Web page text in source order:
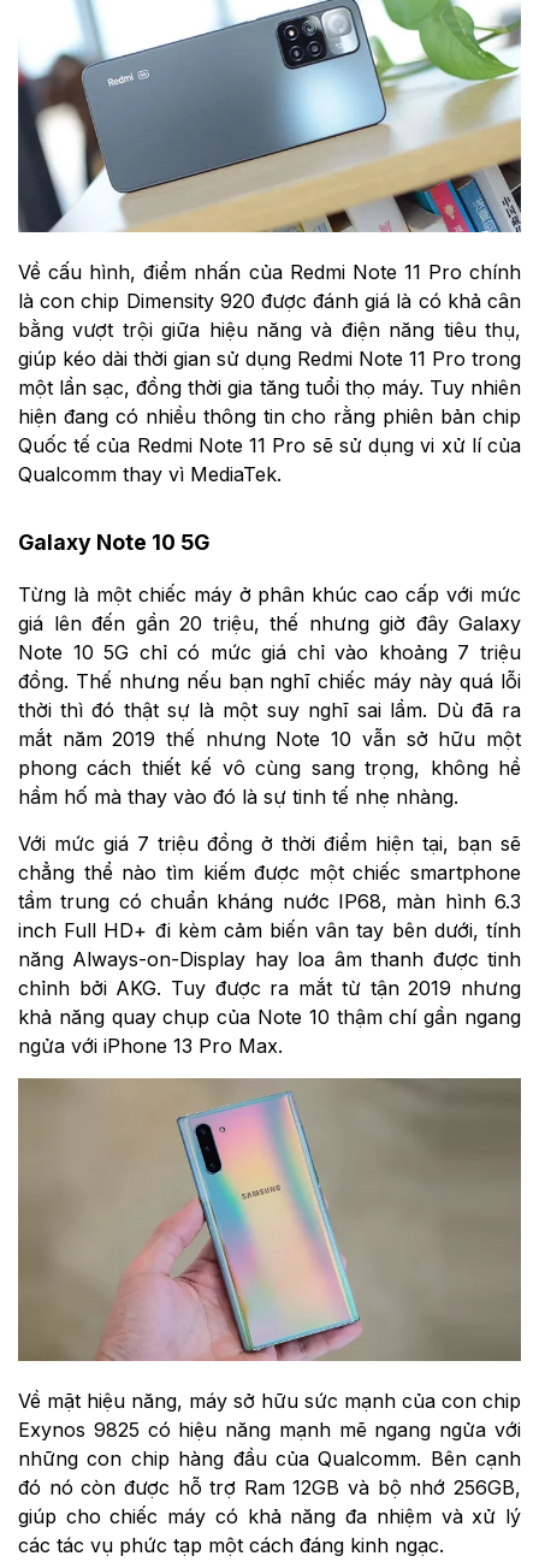
Về cấu hình, điểm nhấn của Redmi Note 11 Pro chính
là con chip Dimensity 920 được đánh giá là có khả cân
bằng vượt trội giữa hiệu năng và điện năng tiêu thụ,
giúp kéo dài thời gian sử dụng Redmi Note 11 Pro trong
một lần sạc, đồng thời gia tăng tuổi thọ máy. Tuy nhiên
hiện đang có nhiều thông tin cho rằng phiên bản chip
Quốc tế của Redmi Note 11 Pro sẽ sử dụng vi xử lí của
Qualcomm thay vì MediaTek.
Galaxy Note 10 5G
Từng là một chiếc máy ở phân khúc cao cấp với mức
giá lên đến gần 20 triệu, thế nhưng giờ đây Galaxy
Note 10 5G chỉ có mức giá chỉ vào khoảng 7 triệu
đồng. Thế nhưng nếu bạn nghĩ chiếc máy này quá lỗi
thời thì đó thật sự là một suy nghĩ sai lầm. Dù đã ra
mắt năm 2019 thế nhưng Note 10 vẫn sở hữu một
phong cách thiết kế vô cùng sang trọng, không hề
hầm hố mà thay vào đó là sự tinh tế nhẹ nhàng.
Với mức giá 7 triệu đồng ở thời điểm hiện tại, bạn sẽ
chẳng thể nào tìm kiếm được một chiếc smartphone
tầm trung có chuẩn kháng nước IP68, màn hình 6.3
inch Full HD+ đi kèm cảm biến vân tay bên dưới, tính
năng Always-on-Display hay loa âm thanh được tinh
chỉnh bởi AKG. Tuy được ra mắt từ tận 2019 nhưng
khả năng quay chụp của Note 10 thậm chí gần ngang
ngửa với iPhone 13 Pro Max.
Về mặt hiệu năng, máy sở hữu sức mạnh của con chip
Exynos 9825 có hiệu năng mạnh mẽ ngang ngửa với
những con chip hàng đầu của Qualcomm. Bên cạnh
đó nó còn được hỗ trợ Ram 12GB và bộ nhớ 256GB,
giúp cho chiếc máy có khả năng đa nhiệm và xử lý
các tác vụ phức tạp một cách đáng kinh ngạc.